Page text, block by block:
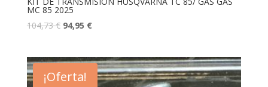
MC 85 2025
104,73€ 94,95 €
¡Oferta!